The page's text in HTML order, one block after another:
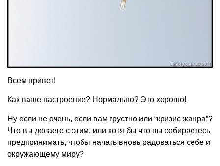
Всем привет!
Как ваше настроение? Нормально? Это хорошо!
Ну если не очень, если вам грустно или “кризис жанра”?
Что вы делаете с этим, или хотя бы что вы собираетесь
предпринимать, чтобы начать вновь радоваться себе и
окружающему миру?